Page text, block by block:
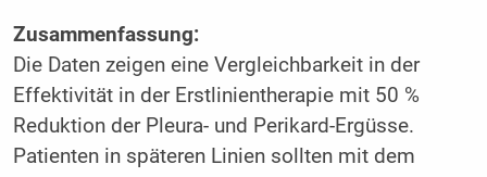
Zusammenfassung:
Die Daten zeigen eine Vergleichbarkeit in der
Effektivität in der Erstlinientherapie mit 50 %
Reduktion der Pleura- und Perikard-Ergüsse.
Patienten in späteren Linien sollten mit dem